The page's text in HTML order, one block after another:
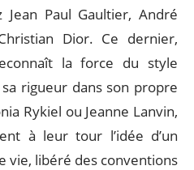
Paul Gaultier, André
Dior. Ce dernier,
la force du style
rigueur dans son propre
Rykiel ou Jeanne Lanvin,
à leur tour l’idée d’un
vie, libéré des conventions